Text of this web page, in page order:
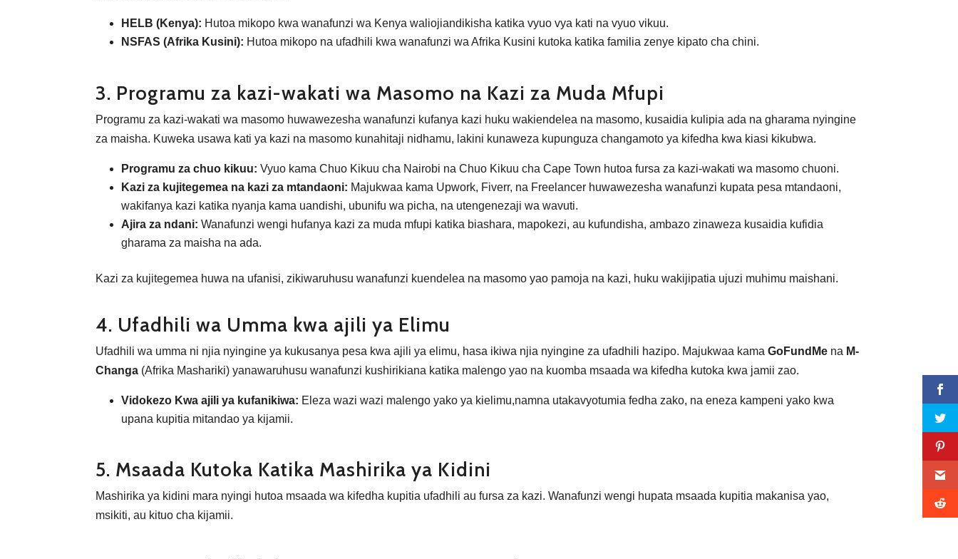
HELB (Kenya): Hutoa mikopo kwa wanafunzi wa Kenya waliojiandikisha katika vyuo vya kati na vyuo vikuu.
NSFAS (Afrika Kusini): Hutoa mikopo na ufadhili kwa wanafunzi wa Afrika Kusini kutoka katika familia zenye kipato cha chini.
3. Programu za kazi-wakati wa Masomo na Kazi za Muda Mfupi
Programu za kazi-wakati wa masomo huwawezesha wanafunzi kufanya kazi huku wakiendelea na masomo, kusaidia kulipia ada na gharama nyingine
za maisha. Kuweka usawa kati ya kazi na masomo kunahitaji nidhamu, lakini kunaweza kupunguza changamoto ya kifedha kwa kiasi kikubwa.
Programu za chuo kikuu: Vyuo kama Chuo Kikuu cha Nairobi na Chuo Kikuu cha Cape Town hutoa fursa za kazi-wakati wa masomo chuoni.
Kazi za kujitegemea na kazi za mtandaoni: Majukwaa kama Upwork, Fiverr, na Freelancer huwawezesha wanafunzi kupata pesa mtandaoni,
wakifanya kazi katika nyanja kama uandishi, ubunifu wa picha, na utengenezaji wa wavuti.
Ajira za ndani: Wanafunzi wengi hufanya kazi za muda mfupi katika biashara, mapokezi, au kufundisha, ambazo zinaweza kusaidia kufidia
gharama za maisha na ada.
Kazi za kujitegemea huwa na ufanisi, zikiwaruhusu wanafunzi kuendelea na masomo yao pamoja na kazi, huku wakijipatia ujuzi muhimu maishani.
4. Ufadhili wa Umma kwa ajili ya Elimu
Ufadhili wa umma ni njia nyingine ya kukusanya pesa kwa ajili ya elimu, hasa ikiwa njia nyingine za ufadhili hazipo. Majukwaa kamaGoFundMe na M-
Changa (Afrika Mashariki) yanawaruhusu wanafunzi kushirikiana katika malengo yao na kuomba msaada wa kifedha kutoka kwa jamii zao.
Vidokezo Kwa ajili ya kufanikiwa: Eleza wazi wazi malengo yako ya kielimu,namna utakavyotumia fedha zako, na eneza kampeni yako kwa
upana kupitia mitandao ya kijamii.
5. Msaada Kutoka Katika Mashirika ya Kidini
Mashirika ya kidini mara nyingi hutoa msaada wa kifedha kupitia ufadhili au fursa za kazi. Wanafunzi wengi hupata msaada kupitia makanisa yao,
msikiti, au kituo cha kijamii.